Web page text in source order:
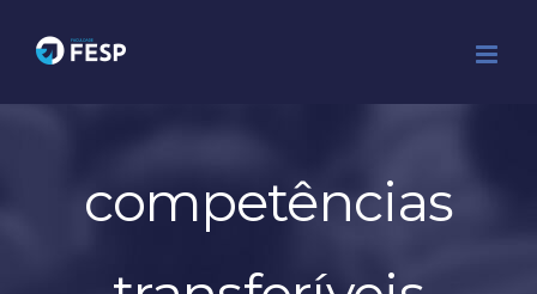
para
conteúdo
competências